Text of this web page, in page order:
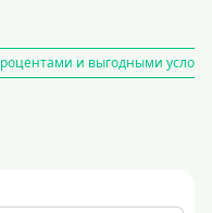
и выгодными